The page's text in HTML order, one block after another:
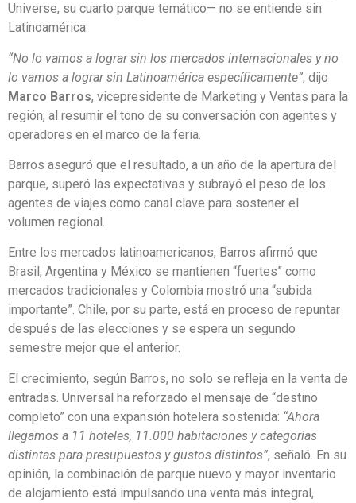
Universe, su cuarto parque temático— no se entiende sin
Latinoamérica.
“No lo vamos a lograr sin los mercados internacionales y no
lo vamos a lograr sin Latinoamérica específicamente”, dijo
Marco Barros, vicepresidente de Marketing y Ventas para la
región, al resumir el tono de su conversación con agentes y
operadores en el marco de la feria.
Barros aseguró que el resultado, a un año de la apertura del
parque, superó las expectativas y subrayó el peso de los
agentes de viajes como canal clave para sostener el
volumen regional.
Entre los mercados latinoamericanos, Barros afirmó que
Brasil, Argentina y México se mantienen “fuertes” como
mercados tradicionales y Colombia mostró una “subida
importante”. Chile, por su parte, está en proceso de repuntar
después de las elecciones y se espera un segundo
semestre mejor que el anterior.
El crecimiento, según Barros, no solo se refleja en la venta de
entradas. Universal ha reforzado el mensaje de “destino
completo” con una expansión hotelera sostenida: “Ahora
llegamos a 11 hoteles, 11.000 habitaciones y categorías
distintas para presupuestos y gustos distintos”, señaló. En su
opinión, la combinación de parque nuevo y mayor inventario
de alojamiento está impulsando una venta más integral,